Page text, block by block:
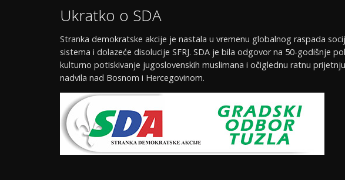
Ukratko o SDA
Stranka demokratske akcije je nastala u vremenu globalnog raspada
sistema i dolazeće disolucije SFRJ. SDA je bila odgovor na 50-godišnje
kulturno potiskivanje jugoslovenskih muslimana i očiglednu ratnu
nadvila nad Bosnom i Hercegovinom.